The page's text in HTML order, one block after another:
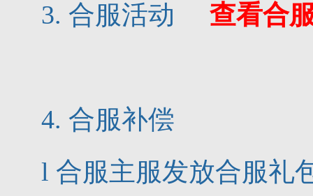
3. 合服活动 查看合
4. 合服补偿
l 合服主服发放合服礼